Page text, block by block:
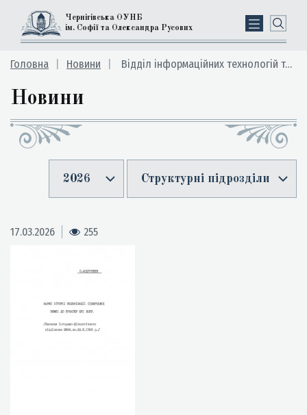
Чернігівська ОУНБ
ім. Софії та Олександра Русових
Головна Новини Відділ інформаційних технологій та електронних ресурсів
Новини
2026 Структурні підрозділи
17.03.2026 255